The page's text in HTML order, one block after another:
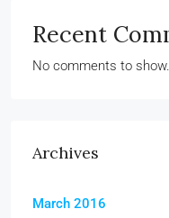
Recent
No comments to show.
Archives
March 2016